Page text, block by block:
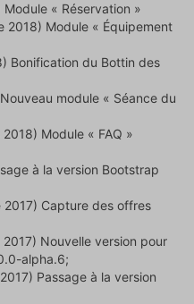
« Réservation »
2018) Module « Équipement
Bonification du Bottin des
module « Séance du
Module « FAQ »
à la version Bootstrap
Capture des offres
Nouvelle version pour
alpha.6;
Passage à la version